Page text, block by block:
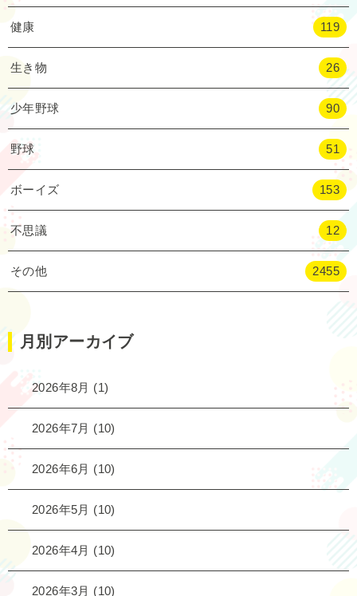
健康 119
生き物 26
少年野球 90
野球 51
ボーイズ 153
不思議 12
その他 2455
月別アーカイブ
2026年8月 (1)
2026年7月 (10)
2026年6月 (10)
2026年5月 (10)
2026年4月 (10)
2026年3月 (10)